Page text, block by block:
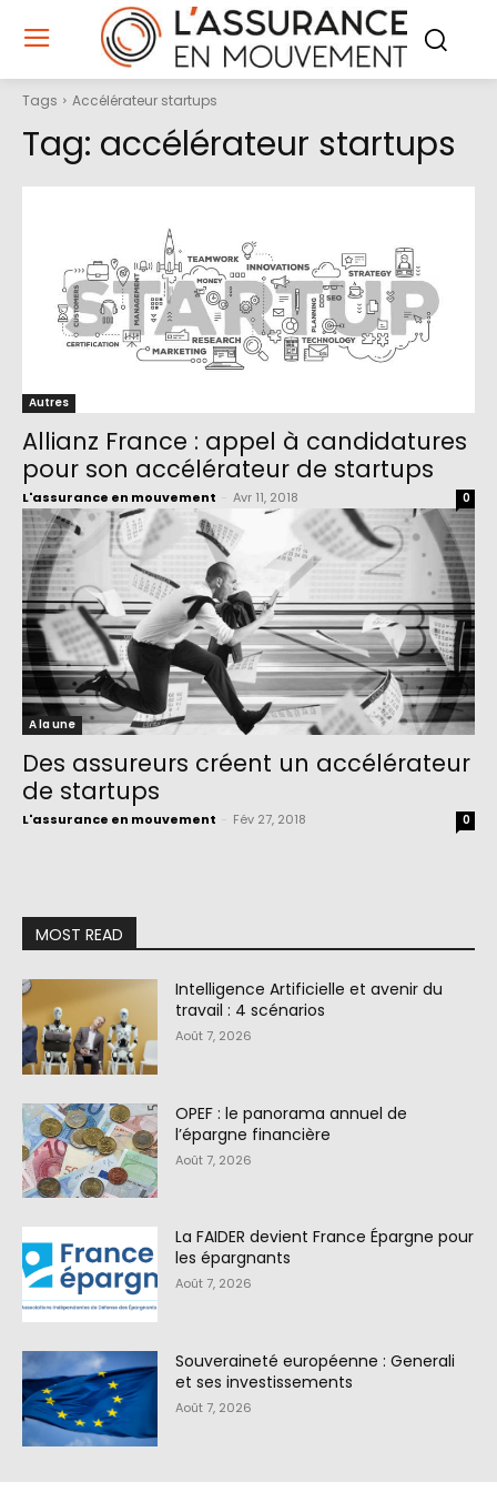
Tags Accélérateur startups
Tag: accélérateur startups
Autres
Allianz France : appel à candidatures
pour son accélérateur de startups
L'assurance en mouvement Avr 11, 2018 0
A la une
Des assureurs créent un accélérateur
de startups
L'assurance en mouvement Fév 27, 2018 0
MOST READ
Intelligence Artificielle et avenir du
travail : 4 scénarios
Août 7, 2026
OPEF : le panorama annuel de
l’épargne financière
Août 7, 2026
La FAIDER devient France Épargne pour
les épargnants
Août 7, 2026
Souveraineté européenne : Generali
et ses investissements
Août 7, 2026